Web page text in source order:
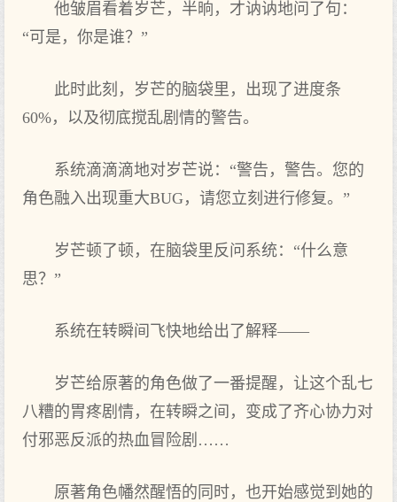
他皱眉看着岁芒，半晌，才讷讷地问了句：
“可是，你是谁？”
此时此刻，岁芒的脑袋里，出现了进度条
60%，以及彻底搅乱剧情的警告。
系统滴滴滴地对岁芒说：“警告，警告。您的
角色融入出现重大BUG，请您立刻进行修复。”
岁芒顿了顿，在脑袋里反问系统：“什么意
思？”
系统在转瞬间飞快地给出了解释——
岁芒给原著的角色做了一番提醒，让这个乱七
八糟的胃疼剧情，在转瞬之间，变成了齐心协力对
付邪恶反派的热血冒险剧……
原著角色幡然醒悟的同时，也开始感觉到她的